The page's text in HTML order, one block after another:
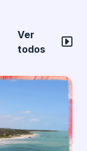
Ver
todos